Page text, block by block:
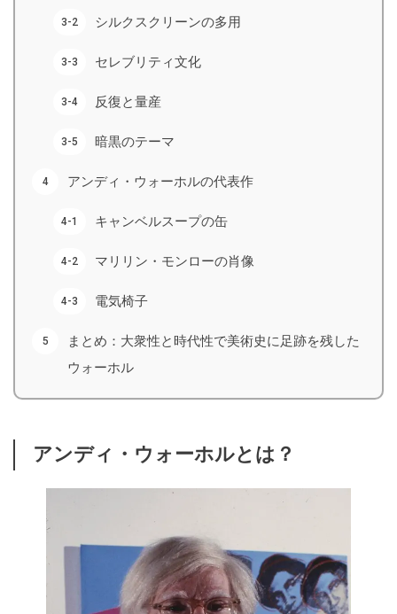
シルクスクリーンの多用
セレブリティ文化
反復と量産
暗黒のテーマ
アンディ・ウォーホルの代表作
キャンベルスープの缶
マリリン・モンローの肖像
電気椅子
まとめ：大衆性と時代性で美術史に足跡を残した
ウォーホル
アンディ・ウォーホルとは？